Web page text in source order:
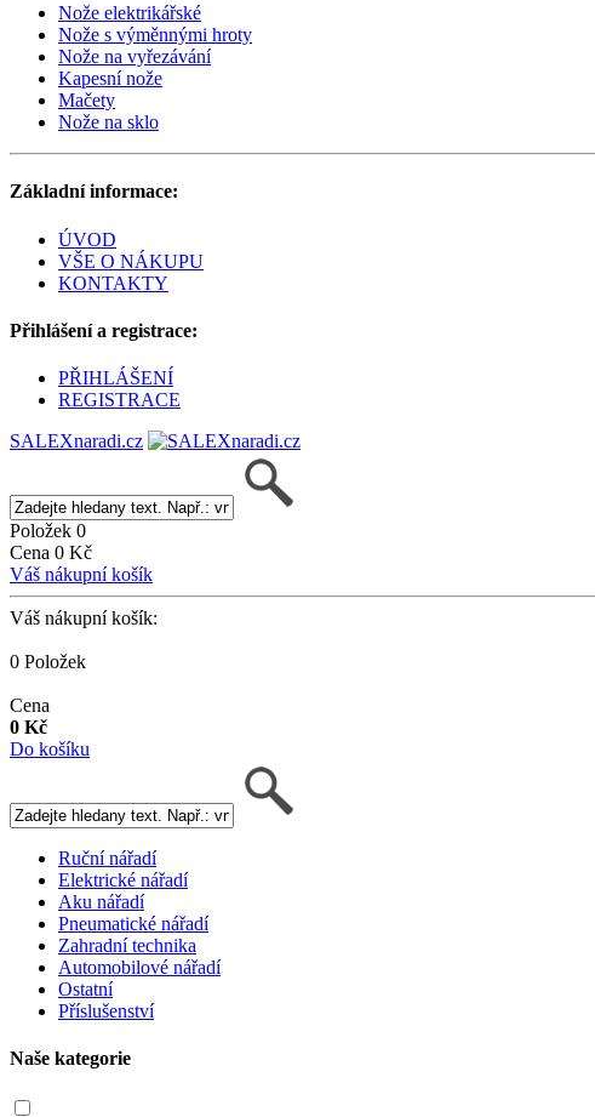
Nože elektrikářské
Nože s výměnnými hroty
Nože na vyřezávání
Kapesní nože
Mačety
Nože na sklo
Základní informace:
ÚVOD
VŠE O NÁKUPU
KONTAKTY
Přihlášení a registrace:
PŘIHLÁŠENÍ
REGISTRACE
SALEXnaradi.cz
Položek 0
Cena 0 Kč
Váš nákupní košík
Váš nákupní košík:
0 Položek
Cena
0 Kč
Do košíku
Ruční nářadí
Elektrické nářadí
Aku nářadí
Pneumatické nářadí
Zahradní technika
Automobilové nářadí
Ostatní
Příslušenství
Naše kategorie